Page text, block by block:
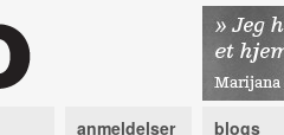
anmeldelser blogs